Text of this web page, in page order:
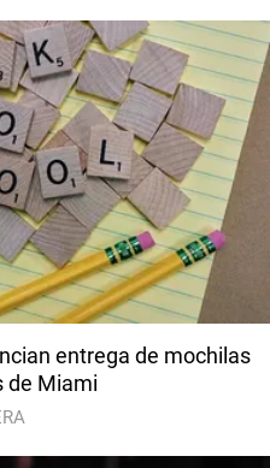
entrega de mochilas
de Miami